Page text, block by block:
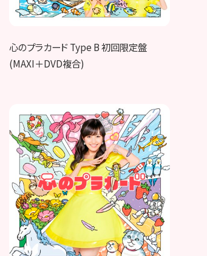
心のプラカード Type B 初回限定盤
(MAXI＋DVD複合)